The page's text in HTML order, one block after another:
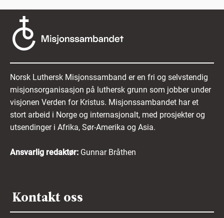
Norsk Luthersk Misjonssamband er en fri og selvstendig
misjonsorganisasjon på luthersk grunn som jobber under
visjonen Verden for Kristus. Misjonssambandet har et
stort arbeid i Norge og internasjonalt, med prosjekter og
utsendinger i Afrika, Sør-Amerika og Asia.
Ansvarlig redaktør: Gunnar Bråthen
Kontakt oss